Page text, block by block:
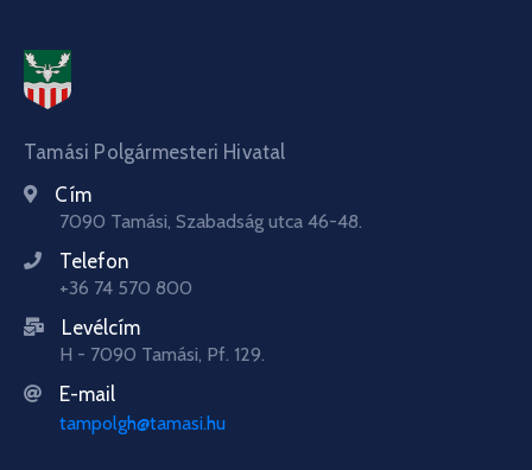
Tamási Polgármesteri Hivatal
Cím
7090 Tamási, Szabadság utca 46-48.
Telefon
+36 74 570 800
Levélcím
H - 7090 Tamási, Pf. 129.
E-mail
tampolgh@tamasi.hu